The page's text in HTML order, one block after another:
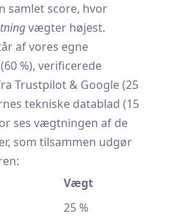
samlet score, hvor
vægter højest.
af vores egne
%), verificerede
Trustpilot & Google (25
tekniske datablad (15
ses vægtningen af de
som tilsammen udgør
Vægt
25 %